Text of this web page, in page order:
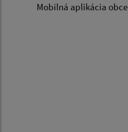
Mobilná aplikácia obce